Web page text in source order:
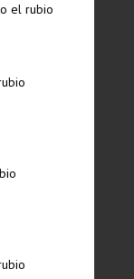
el rubio